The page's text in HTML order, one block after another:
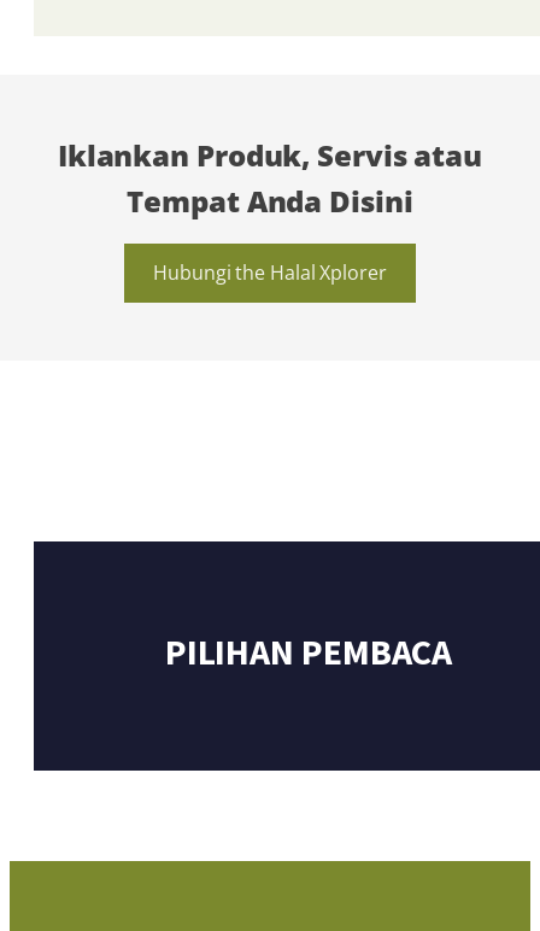
Iklankan Produk, Servis atau
Tempat Anda Disini
Hubungi the Halal Xplorer
PILIHAN PEMBACA